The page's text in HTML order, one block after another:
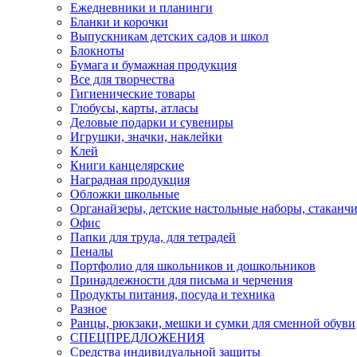
Ежедневники и планинги
Бланки и корочки
Выпускникам детских садов и школ
Блокноты
Бумага и бумажная продукция
Все для творчества
Гигиенические товары
Глобусы, карты, атласы
Деловые подарки и сувениры
Игрушки, значки, наклейки
Клей
Книги канцелярские
Наградная продукция
Обложки школьные
Органайзеры, детские настольные наборы,
Офис
Папки для труда, для тетрадей
Пеналы
Портфолио для школьников и дошкольников
Принадлежности для письма и черчения
Продукты питания, посуда и техника
Разное
Ранцы, рюкзаки, мешки и сумки для сменной обуви
СПЕЦПРЕДЛОЖЕНИЯ
Средства индивидуальной защиты